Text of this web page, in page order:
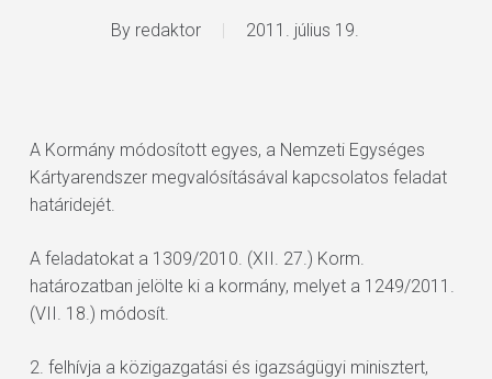
By redaktor 2011. július 19.
A Kormány módosított egyes, a Nemzeti Egységes
Kártyarendszer megvalósításával kapcsolatos feladat
határidejét.
A feladatokat a 1309/2010. (XII. 27.) Korm.
határozatban jelölte ki a kormány, melyet a 1249/2011.
(VII. 18.) módosít.
2. felhívja a közigazgatási és igazságügyi minisztert,